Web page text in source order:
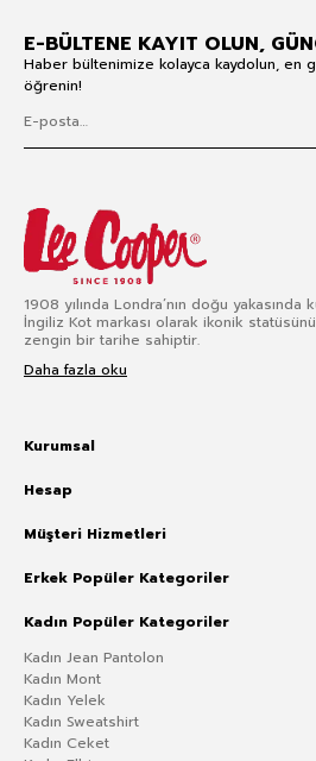
E-BÜLTENE KAYIT OLUN,
Haber bültenimize kolayca kaydolun, en
öğrenin!
1908 yılında Londra’nın doğu
İngiliz Kot markası olarak ikonik
zengin bir tarihe sahiptir.
Daha fazla oku
Kurumsal
Hesap
Müşteri Hizmetleri
Erkek Popüler Kategoriler
Kadın Popüler Kategoriler
Kadın Jean Pantolon
Kadın Mont
Kadın Yelek
Kadın Sweatshirt
Kadın Ceket